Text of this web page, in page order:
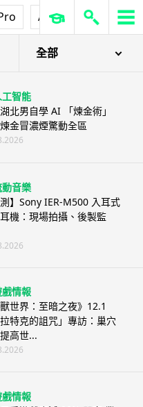
AirPods Pro 3
全部
工智能
北男自學 AI 「煉金術」
金冒濃煙驚動全區
音樂
測】Sony IER-M500 入耳式
機：現場拍攝、後製監
情報
獸世界：至暗之夜》12.1
拉特克的詛咒」專訪：巢穴
高世...
情報